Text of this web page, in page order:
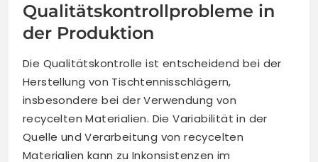
Qualitätskontrollprobleme in
der Produktion
Die Qualitätskontrolle ist entscheidend bei der
Herstellung von Tischtennisschlägern,
insbesondere bei der Verwendung von
recycelten Materialien. Die Variabilität in der
Quelle und Verarbeitung von recycelten
Materialien kann zu Inkonsistenzen im